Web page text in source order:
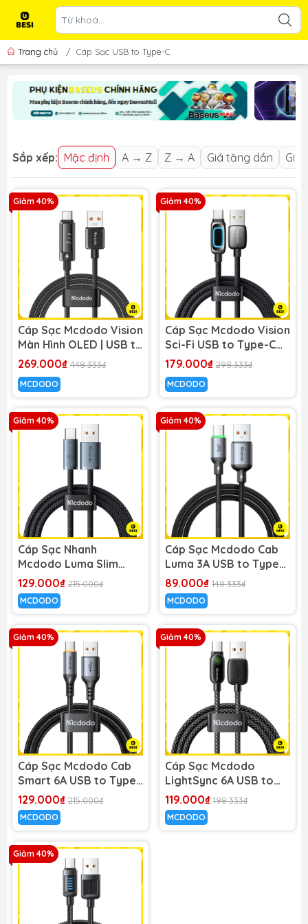
Trang chủ / Cáp Sạc USB to Type-C
Sắp xếp: Mặc định A → Z Z → A Giá tăng dần Giá
Giảm 40%
Cáp Sạc Mcdodo Vision
Màn Hình OLED | USB to
Type-C 6A, Đầu Hợp
269.000₫ 448.333₫
MCDODO
Giảm 40%
Cáp Sạc Mcdodo Vision
Sci-Fi USB to Type-C
6A | Hiệu Ứng LED 3D,
179.000₫ 298.333₫
MCDODO
Giảm 40%
Cáp Sạc Nhanh
Mcdodo Luma Slim
Cable USB to Type-C
6A | Dây Dù Siêu Bền,
Có Đèn LED
129.000₫ 215.000₫
MCDODO
Giảm 40%
Cáp Sạc Mcdodo Cab
Luma 3A USB to Type-
C | Có Đèn LED Báo Sạc
89.000₫ 148.333₫
MCDODO
Giảm 40%
Cáp Sạc Mcdodo Cab
Smart 6A USB to Type-
C | Tự Ngắt Thông Minh,
Có Đèn Báo Sạc
129.000₫ 215.000₫
MCDODO
Giảm 40%
Cáp Sạc Mcdodo
LightSync 6A USB to
Type-C | Có Đèn LED
Ambient Độc Đáo
119.000₫ 198.333₫
MCDODO
Giảm 40%